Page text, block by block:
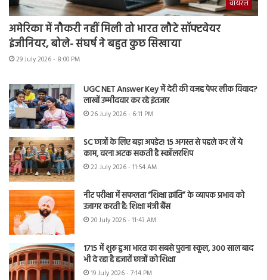
वायरल
अमेरिका में नौकरी नहीं मिली तो भारत लौटे सॉफ्टवेयर
इंजीनियर, बोले- संघर्ष ने बहुत कुछ सिखाया
29 July 2026 - 8:00 PM
UGC NET Answer Key में देरी की वजह पेपर लीक विवाद?
लाखों उम्मीदवार कर रहे इंतजार
26 July 2026 - 6:11 PM
SC छात्रों के लिए बड़ा अपडेट! 15 अगस्त से पहले कर लें ये
काम, वरना अटक सकती है स्कॉलरशिप
22 July 2026 - 11:54 AM
नीट परीक्षा में सफलता “शिक्षा क्रांति” के व्यापक प्रभाव को
उजागर करती है: शिक्षा मंत्री बैंस
20 July 2026 - 11:43 AM
1715 में शुरू हुआ भारत का सबसे पुराना स्कूल, 300 साल बाद
भी दे रहा है हजारों छात्रों को शिक्षा
19 July 2026 - 7:14 PM